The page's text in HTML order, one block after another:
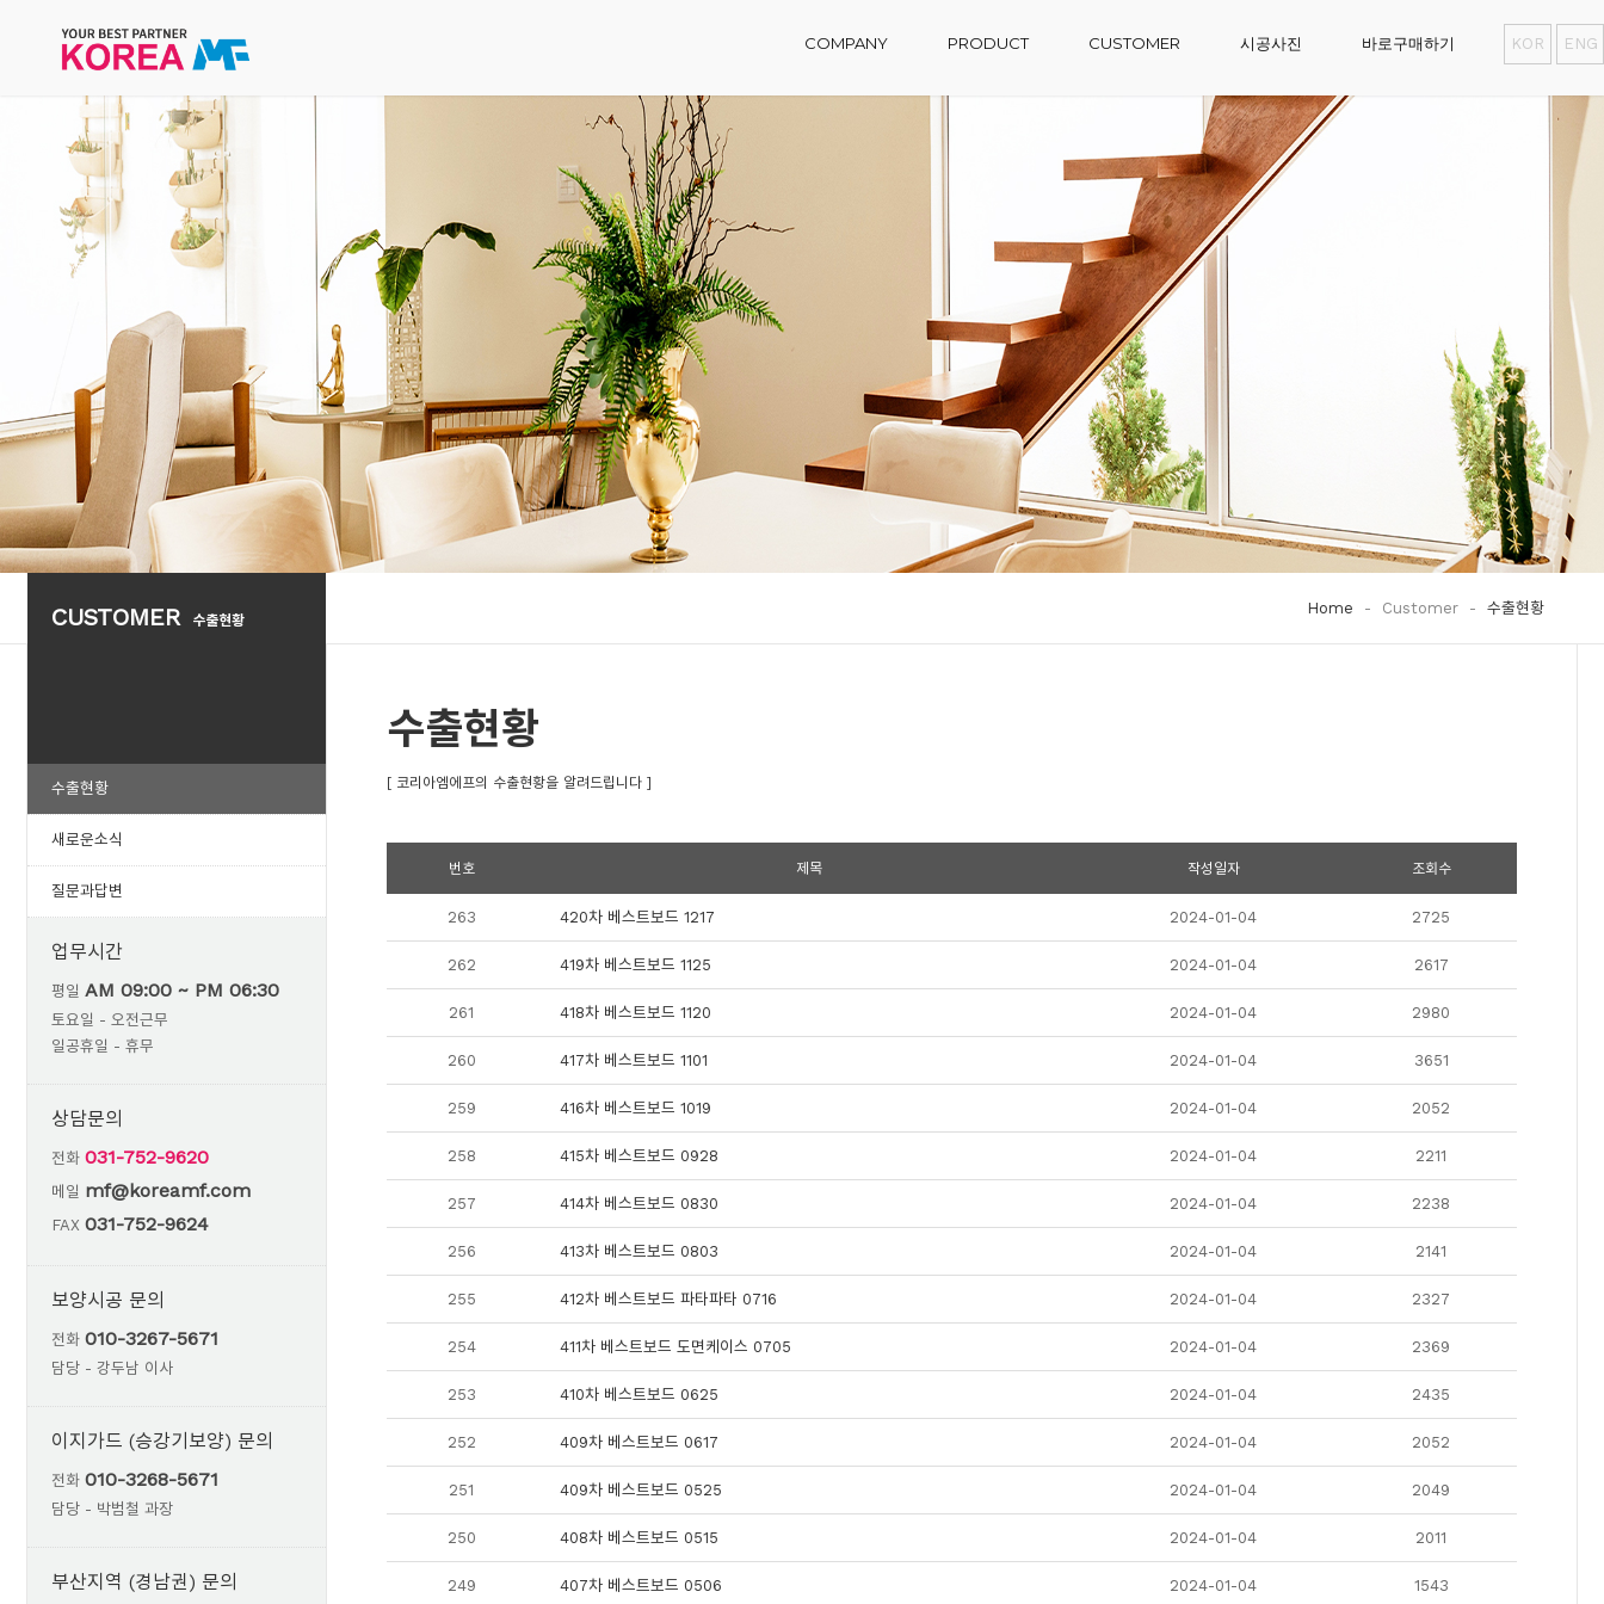
COMPANY PRODUCT CUSTOMER 시공사진 바로구매하기 KOR ENG
Home - Customer - 수출현황
CUSTOMER 수출현황
수출현황
새로운소식
질문과답변
업무시간
평일 AM 09:00 ~ PM 06:30
토요일 - 오전근무
일공휴일 - 휴무
상담문의
전화 031-752-9620
메일 mf@koreamf.com
FAX 031-752-9624
보양시공 문의
전화 010-3267-5671
담당 - 강두남 이사
이지가드 (승강기보양) 문의
전화 010-3268-5671
담당 - 박범철 과장
부산지역 (경남권) 문의
수출현황
[ 코리아엠에프의 수출현황을 알려드립니다 ]
번호 제목 작성일자 조회수
263 420차 베스트보드 1217 2024-01-04 2725
262 419차 베스트보드 1125 2024-01-04 2617
261 418차 베스트보드 1120 2024-01-04 2980
260 417차 베스트보드 1101 2024-01-04 3651
259 416차 베스트보드 1019 2024-01-04 2052
258 415차 베스트보드 0928 2024-01-04 2211
257 414차 베스트보드 0830 2024-01-04 2238
256 413차 베스트보드 0803 2024-01-04 2141
255 412차 베스트보드 파타파타 0716 2024-01-04 2327
254 411차 베스트보드 도면케이스 0705 2024-01-04 2369
253 410차 베스트보드 0625 2024-01-04 2435
252 409차 베스트보드 0617 2024-01-04 2052
251 409차 베스트보드 0525 2024-01-04 2049
250 408차 베스트보드 0515 2024-01-04 2011
249 407차 베스트보드 0506 2024-01-04 1543